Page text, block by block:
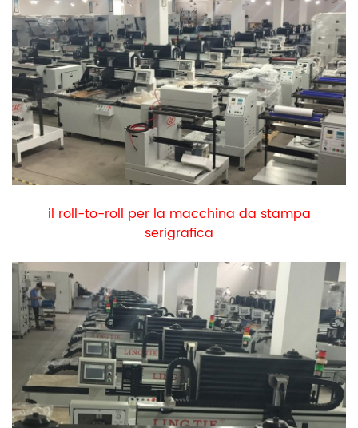
il roll-to-roll per la macchina da stampa
serigrafica